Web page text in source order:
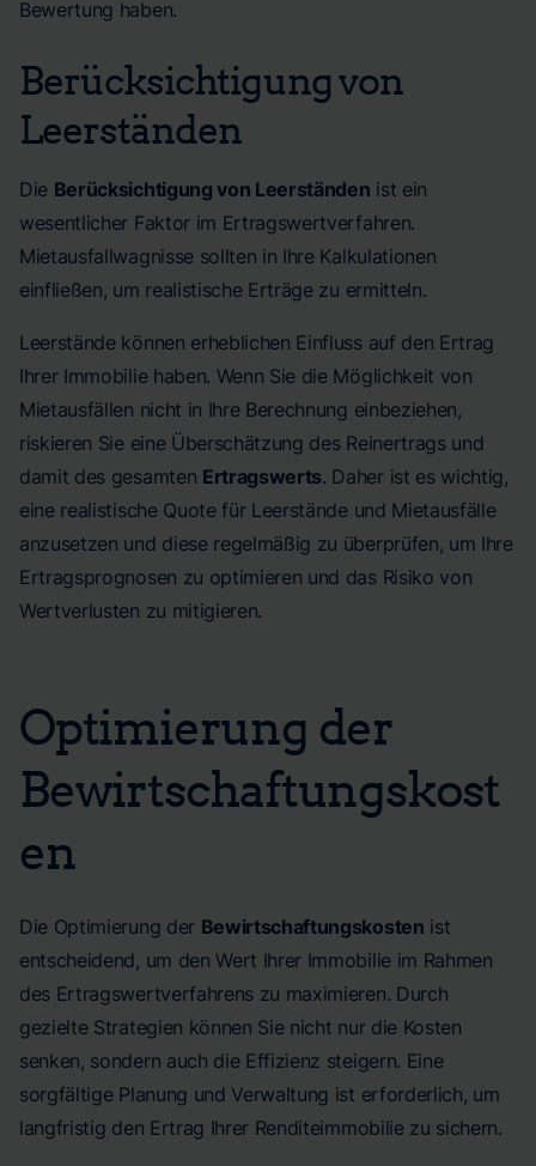
Bewertung haben.
Berücksichtigung von
Leerständen
Die Berücksichtigung von Leerständen ist ein
wesentlicher Faktor im Ertragswertverfahren.
Mietausfallwagnisse sollten in Ihre Kalkulationen
einfließen, um realistische Erträge zu ermitteln.
Leerstände können erheblichen Einfluss auf den Ertrag
Ihrer Immobilie haben. Wenn Sie die Möglichkeit von
Mietausfällen nicht in Ihre Berechnung einbeziehen,
riskieren Sie eine Überschätzung des Reinertrags und
damit des gesamten Ertragswerts. Daher ist es wichtig,
eine realistische Quote für Leerstände und Mietausfälle
anzusetzen und diese regelmäßig zu überprüfen, um Ihre
Ertragsprognosen zu optimieren und das Risiko von
Wertverlusten zu mitigieren.
Optimierung der
Bewirtschaftungskost
en
Die Optimierung der Bewirtschaftungskosten ist
entscheidend, um den Wert Ihrer Immobilie im Rahmen
des Ertragswertverfahrens zu maximieren. Durch
gezielte Strategien können Sie nicht nur die Kosten
senken, sondern auch die Effizienz steigern. Eine
sorgfältige Planung und Verwaltung ist erforderlich, um
langfristig den Ertrag Ihrer Renditeimmobilie zu sichern.